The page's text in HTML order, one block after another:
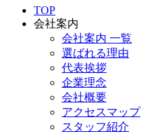
TOP
会社案内
会社案内 一覧
選ばれる理由
代表挨拶
企業理念
会社概要
アクセスマップ
スタッフ紹介